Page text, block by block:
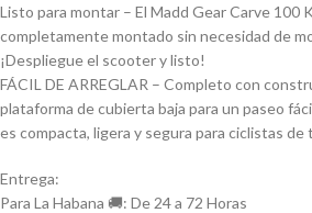
Listo para montar – El Madd Gear Carve 100
completamente montado sin necesidad de
¡Despliegue el scooter y listo!
FÁCIL DE ARREGLAR – Completo con
plataforma de cubierta baja para un paseo
es compacta, ligera y segura para ciclistas de
Entrega:
Para La Habana 🚚: De 24 a 72 Horas